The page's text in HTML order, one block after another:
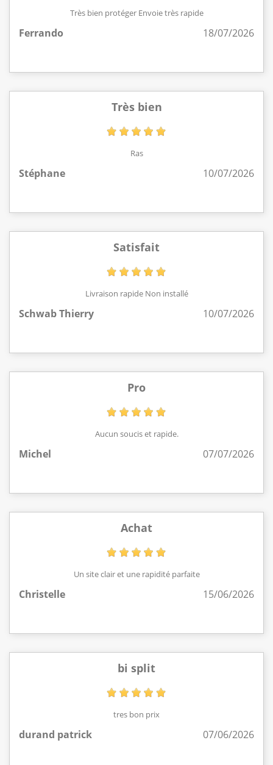
Très bien protéger Envoie très rapide
Ferrando 18/07/2026
Très bien
Ras
Stéphane 10/07/2026
Satisfait
Livraison rapide Non installé
Schwab Thierry 10/07/2026
Pro
Aucun soucis et rapide.
Michel 07/07/2026
Achat
Un site clair et une rapidité parfaite
Christelle 15/06/2026
bi split
tres bon prix
durand patrick 07/06/2026